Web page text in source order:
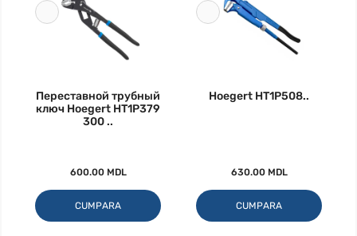
Переставной трубный
ключ Hoegert HT1P379
300 ..
600.00 MDL
CUMPARA
Hoegert HT1P508..
630.00 MDL
CUMPARA